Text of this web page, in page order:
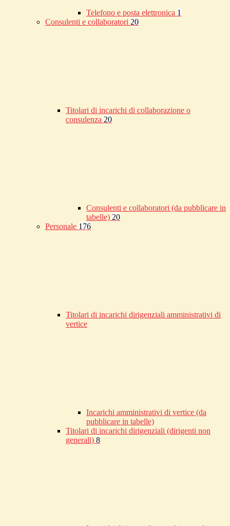
Telefono e posta elettronica 1
Consulenti e collaboratori 20
Titolari di incarichi di collaborazione o
consulenza 20
Consulenti e collaboratori (da pubblicare in
tabelle) 20
Personale 176
Titolari di incarichi dirigenziali amministrativi di
vertice
Incarichi amministrativi di vertice (da
pubblicare in tabelle)
Titolari di incarichi dirigenziali (dirigenti non
generali) 8